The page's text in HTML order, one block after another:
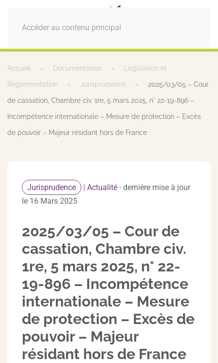
Accéder au contenu principal
MENU
Accueil Documentation Législation et
Réglementation Jurisprudence 2025/03/05 – Cour
de cassation, Chambre civ. 1re, 5 mars 2025, n° 22-19-896 –
Incompétence internationale – Mesure de protection – Excès
de pouvoir – Majeur résidant hors de France
Jurisprudence | Actualité - dernière mise à jour
le 16 Mars 2025
2025/03/05 – Cour de
cassation, Chambre civ.
1re, 5 mars 2025, n° 22-
19-896 – Incompétence
internationale – Mesure
de protection – Excès de
pouvoir – Majeur
résidant hors de France